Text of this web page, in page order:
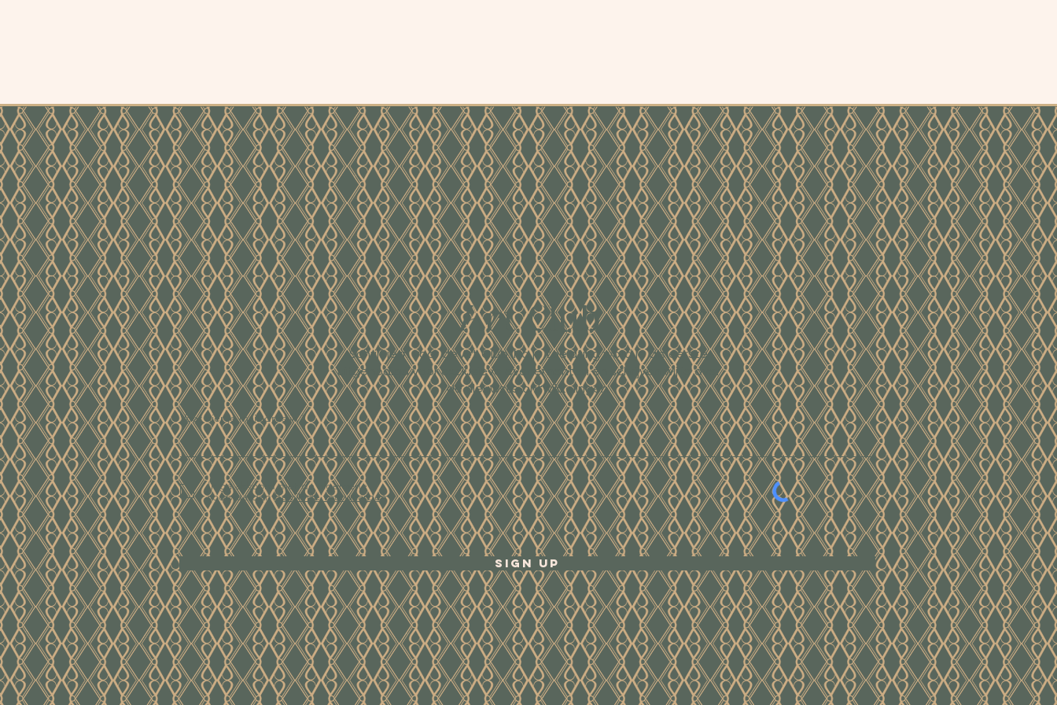
Art Club
Schrijf je in voor de Art Club. Na je toelating word je als eerste
uitgenodigd voor exclusieve evenementen en schrijven wij je over
de nieuwste ontwikkelingen.
Voer hier je mailadres in
Ik ga akkoord met de algemene
voorwaarden Bekijk de voorwaarden
Sign Up